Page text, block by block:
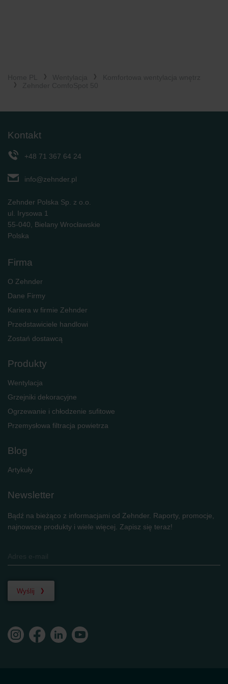
Kontakt
+48 71 367 64 24
info@zehnder.pl
Zehnder Polska Sp. z o.o.
ul. Irysowa 1
55-040, Bielany Wrocławskie
Polska
Firma
O Zehnder
Dane Firmy
Kariera w firmie Zehnder
Przedstawiciele handlowi
Zostań dostawcą
Produkty
Wentylacja
Grzejniki dekoracyjne
Ogrzewanie i chłodzenie sufitowe
Przemysłowa filtracja powietrza
Blog
Artykuły
Newsletter
Bądź na bieżąco z informacjami od Zehnder. Raporty, promocje,
najnowsze produkty i wiele więcej. Zapisz się teraz!
Wyślij